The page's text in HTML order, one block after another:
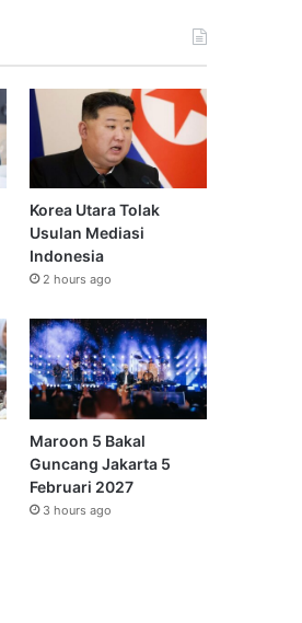
Korea Utara Tolak
Usulan Mediasi
Indonesia
2 hours ago
Maroon 5 Bakal
Guncang Jakarta 5
Februari 2027
3 hours ago